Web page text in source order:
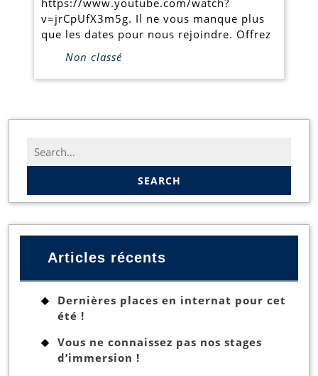
v=jrCpUfX3m5g. Il ne vous manque plus
que les dates pour nous rejoindre. Offrez
Non classé
Search
for:
Articles récents
Dernières places en internat pour cet
été !
Vous ne connaissez pas nos stages
d’immersion !